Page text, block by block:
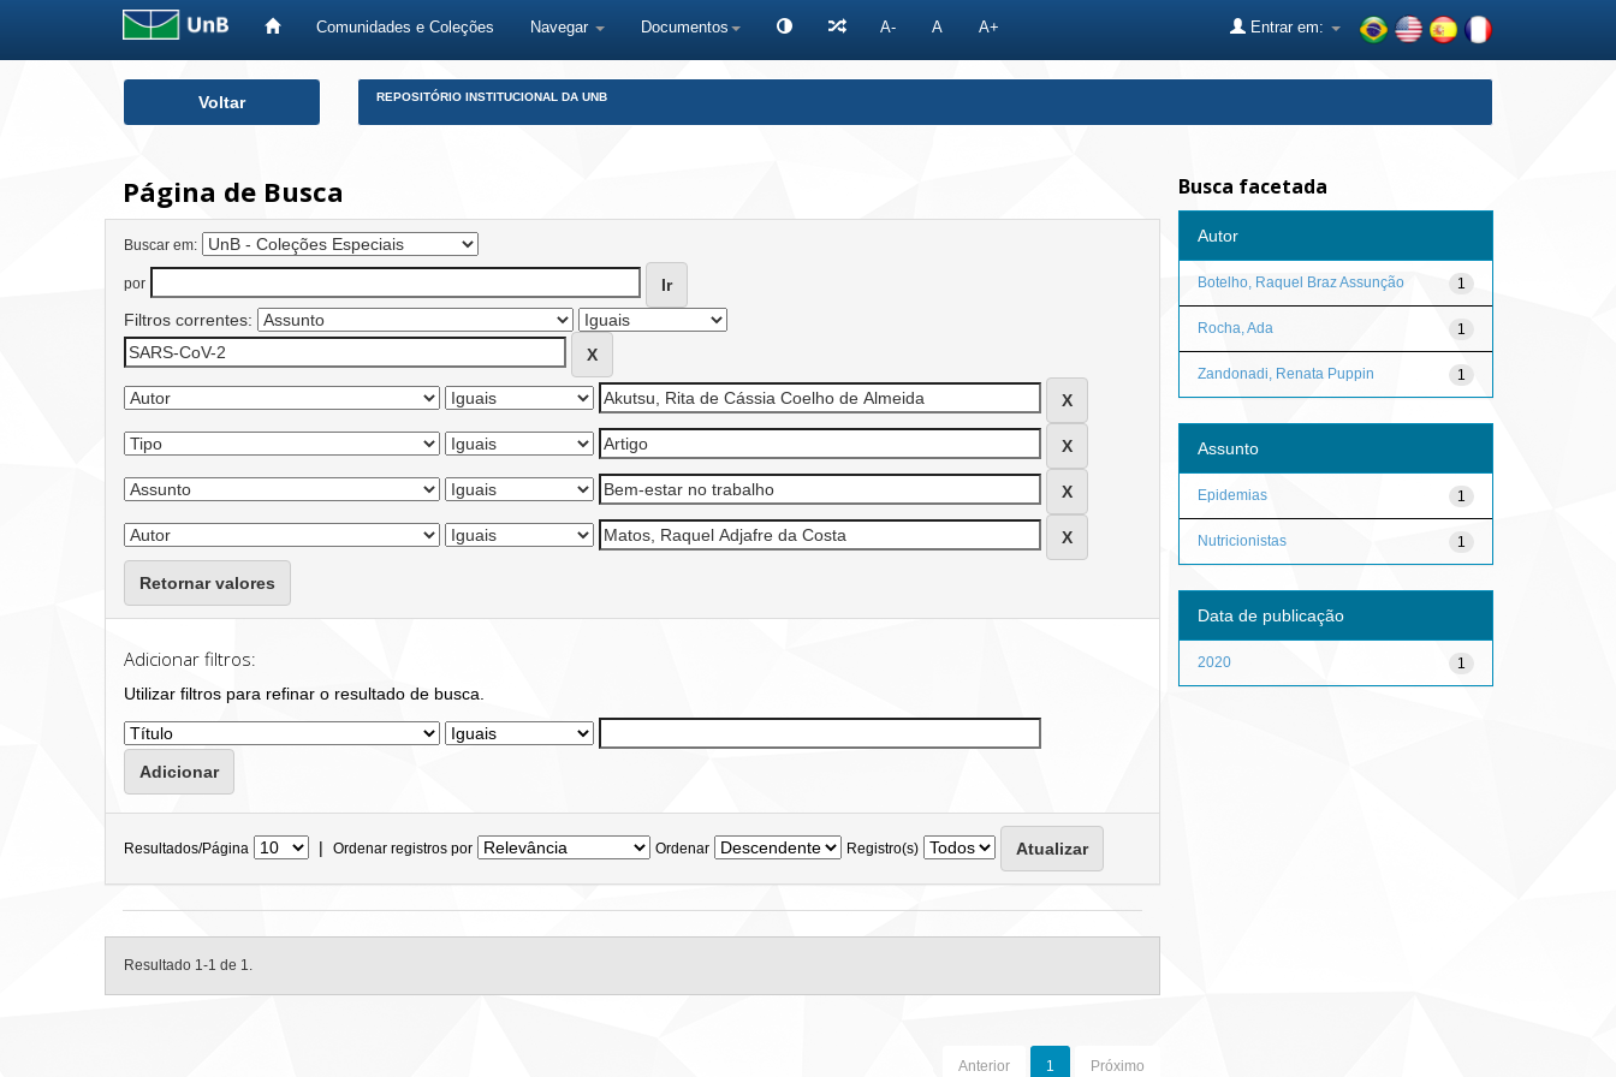
Comunidades e Coleções Navegar Documentos A- A A+ Entrar em:
Voltar REPOSITÓRIO INSTITUCIONAL DA UNB
Página de Busca
Buscar em:
por
Filtros correntes:
Retornar valores
Adicionar filtros:
Utilizar filtros para refinar o resultado de busca.
Resultados/Página | Ordenar registros por Ordenar Registro(s)
Resultado 1-1 de 1.
Anterior 1 Próximo
Busca facetada
Autor
1
Botelho, Raquel Braz Assunção
1
Rocha, Ada
1
Zandonadi, Renata Puppin
Assunto
1
Epidemias
1
Nutricionistas
Data de publicação
1
2020